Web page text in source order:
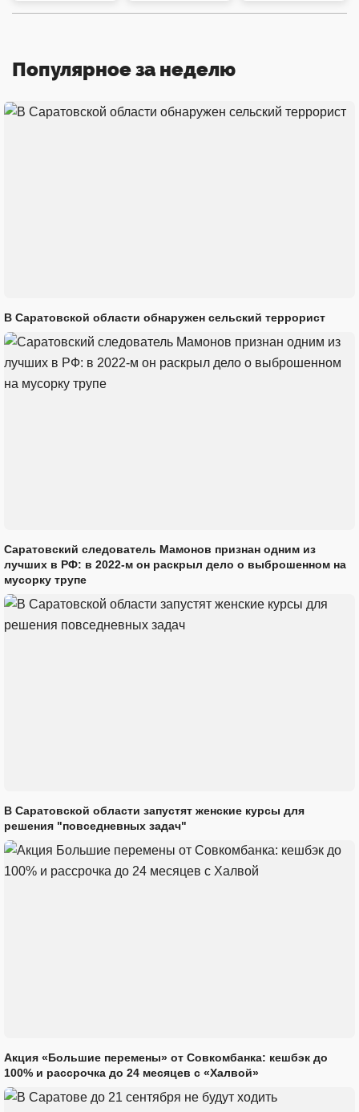
Популярное за неделю
В Саратовской области обнаружен сельский террорист
Саратовский следователь Мамонов признан одним из
лучших в РФ: в 2022-м он раскрыл дело о выброшенном на
мусорку трупе
В Саратовской области запустят женские курсы для
решения "повседневных задач"
Акция «Большие перемены» от Совкомбанка: кешбэк до
100% и рассрочка до 24 месяцев с «Халвой»